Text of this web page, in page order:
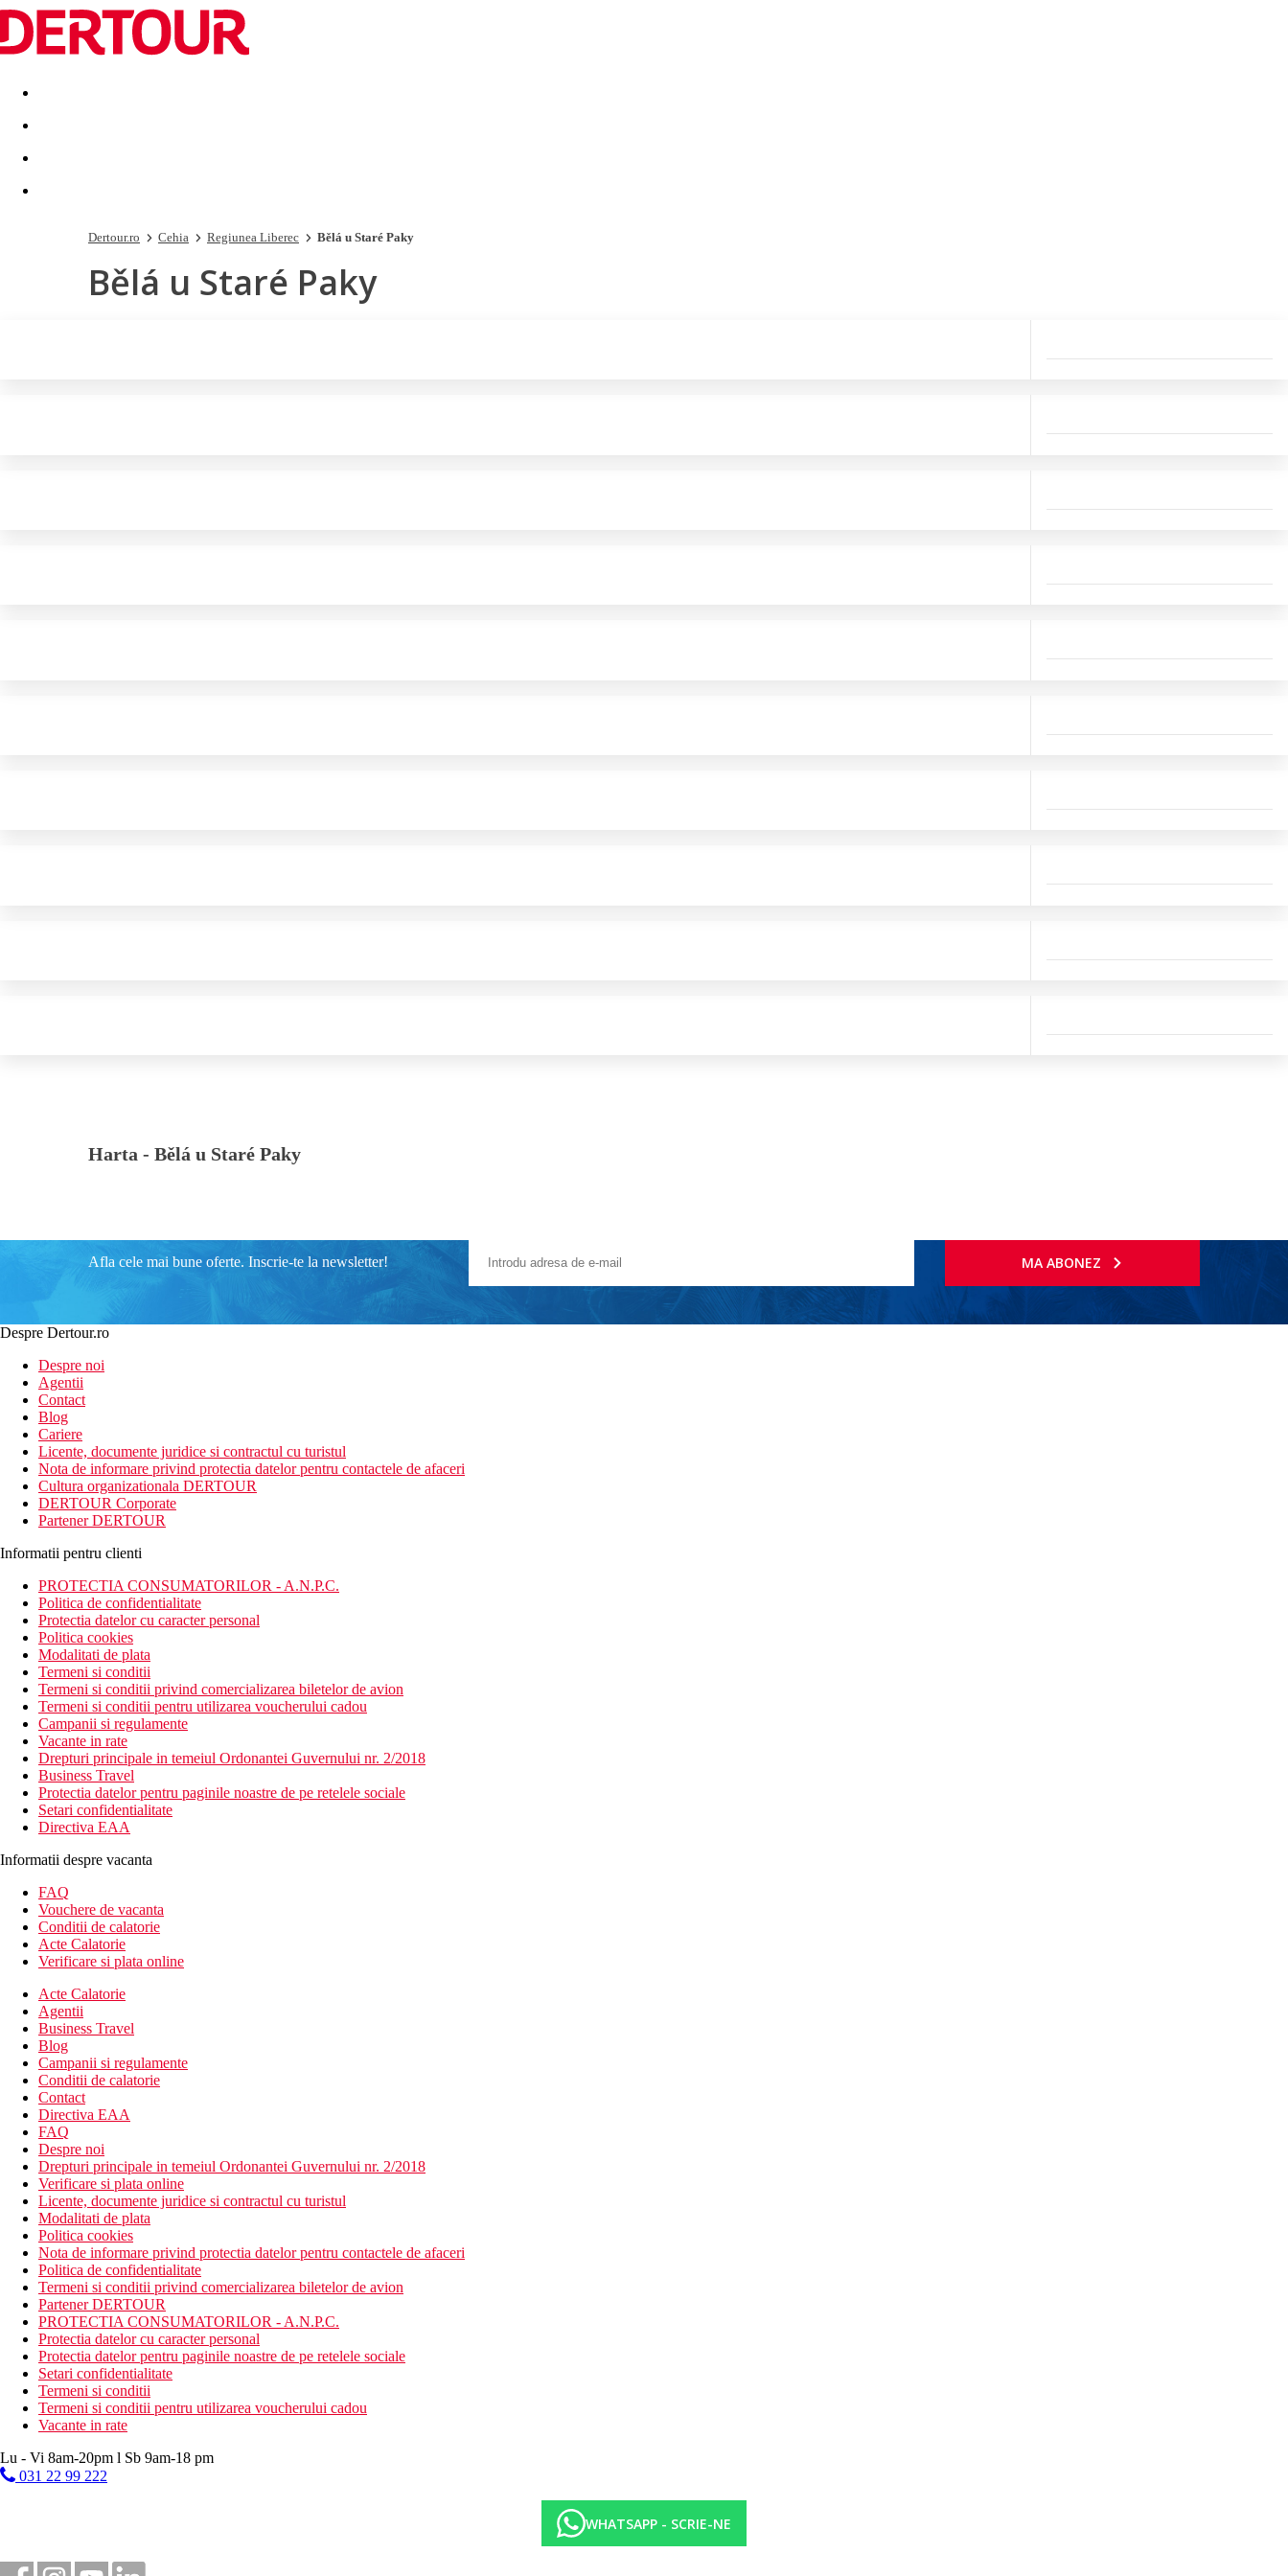
Destinatii Vacanta perfecta OFERTE DE NERATAT
Dertour.ro Cehia Regiunea Liberec Bělá u Staré Paky
Bělá u Staré Paky
Harta - Bělá u Staré Paky
Afla cele mai bune oferte. Inscrie-te la newsletter! MA ABONEZ
Despre Dertour.ro
Despre noi
Agentii
Contact
Blog
Cariere
Licente, documente juridice si contractul cu turistul
Nota de informare privind protectia datelor pentru contactele de afaceri
Cultura organizationala DERTOUR
DERTOUR Corporate
Partener DERTOUR
Informatii pentru clienti
PROTECTIA CONSUMATORILOR - A.N.P.C.
Politica de confidentialitate
Protectia datelor cu caracter personal
Politica cookies
Modalitati de plata
Termeni si conditii
Termeni si conditii privind comercializarea biletelor de avion
Termeni si conditii pentru utilizarea voucherului cadou
Campanii si regulamente
Vacante in rate
Drepturi principale in temeiul Ordonantei Guvernului nr. 2/2018
Business Travel
Protectia datelor pentru paginile noastre de pe retelele sociale
Setari confidentialitate
Directiva EAA
Informatii despre vacanta
FAQ
Vouchere de vacanta
Conditii de calatorie
Acte Calatorie
Verificare si plata online
Acte Calatorie
Agentii
Business Travel
Blog
Campanii si regulamente
Conditii de calatorie
Contact
Directiva EAA
FAQ
Despre noi
Drepturi principale in temeiul Ordonantei Guvernului nr. 2/2018
Verificare si plata online
Licente, documente juridice si contractul cu turistul
Modalitati de plata
Politica cookies
Nota de informare privind protectia datelor pentru contactele de afaceri
Politica de confidentialitate
Termeni si conditii privind comercializarea biletelor de avion
Partener DERTOUR
PROTECTIA CONSUMATORILOR - A.N.P.C.
Protectia datelor cu caracter personal
Protectia datelor pentru paginile noastre de pe retelele sociale
Setari confidentialitate
Termeni si conditii
Termeni si conditii pentru utilizarea voucherului cadou
Vacante in rate
Lu - Vi 8am-20pm l Sb 9am-18 pm
031 22 99 222
WHATSAPP - SCRIE-NE